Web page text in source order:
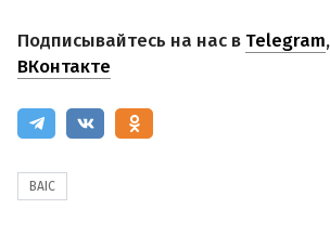
Подписывайтесь на нас в Telegram,
ВКонтакте
BAIC